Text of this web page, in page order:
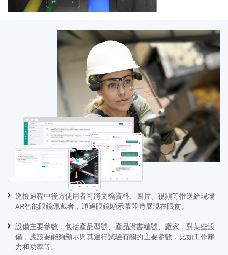
巡檢過程中後方使用者可將文檔資料、圖片、視頻等推送給現場
AR智能眼鏡佩戴者，通過眼鏡顯示幕即時展現在眼前。
設備主要參數，包括產品型號、產品證書編號、廠家，對某些設
備，應該要能夠顯示與其運行試驗有關的主要參數，比如工作壓
力和功率等。